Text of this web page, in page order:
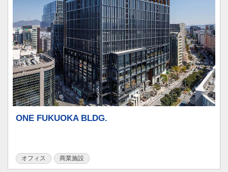
ONE FUKUOKA BLDG.
オフィス 商業施設